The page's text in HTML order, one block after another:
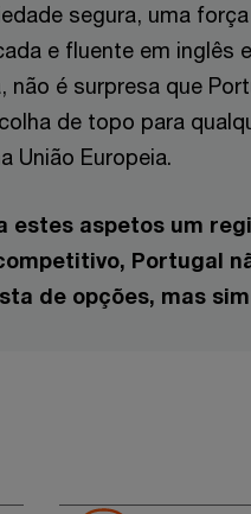
segura, uma
e fluente em inglês
não é surpresa que
de topo para
União Europeia.
estes aspetos um
Portugal
de opções, mas